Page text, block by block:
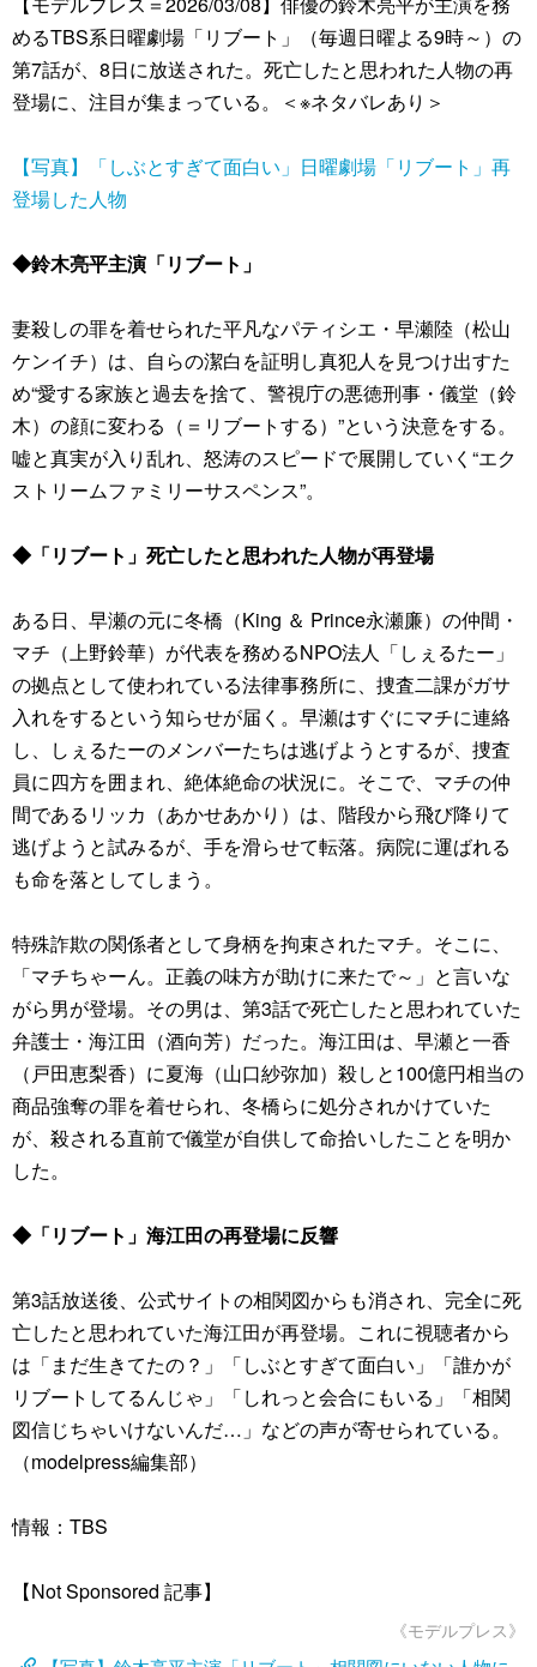
めるTBS系日曜劇場「リブート」（毎週日曜よる9時～）の
第7話が、8日に放送された。死亡したと思われた人物の再
登場に、注目が集まっている。＜※ネタバレあり＞
【写真】「しぶとすぎて面白い」日曜劇場「リブート」再
登場した人物
◆鈴木亮平主演「リブート」
妻殺しの罪を着せられた平凡なパティシエ・早瀬陸（松山
ケンイチ）は、自らの潔白を証明し真犯人を見つけ出すた
め“愛する家族と過去を捨て、警視庁の悪徳刑事・儀堂（鈴
木）の顔に変わる（＝リブートする）”という決意をする。
嘘と真実が入り乱れ、怒涛のスピードで展開していく“エク
ストリームファミリーサスペンス”。
◆「リブート」死亡したと思われた人物が再登場
ある日、早瀬の元に冬橋（King ＆ Prince永瀬廉）の仲間・
マチ（上野鈴華）が代表を務めるNPO法人「しぇるたー」
の拠点として使われている法律事務所に、捜査二課がガサ
入れをするという知らせが届く。早瀬はすぐにマチに連絡
し、しぇるたーのメンバーたちは逃げようとするが、捜査
員に四方を囲まれ、絶体絶命の状況に。そこで、マチの仲
間であるリッカ（あかせあかり）は、階段から飛び降りて
逃げようと試みるが、手を滑らせて転落。病院に運ばれる
も命を落としてしまう。
特殊詐欺の関係者として身柄を拘束されたマチ。そこに、
「マチちゃーん。正義の味方が助けに来たで～」と言いな
がら男が登場。その男は、第3話で死亡したと思われていた
弁護士・海江田（酒向芳）だった。海江田は、早瀬と一香
（戸田恵梨香）に夏海（山口紗弥加）殺しと100億円相当の
商品強奪の罪を着せられ、冬橋らに処分されかけていた
が、殺される直前で儀堂が自供して命拾いしたことを明か
した。
◆「リブート」海江田の再登場に反響
第3話放送後、公式サイトの相関図からも消され、完全に死
亡したと思われていた海江田が再登場。これに視聴者から
は「まだ生きてたの？」「しぶとすぎて面白い」「誰かが
リブートしてるんじゃ」「しれっと会合にもいる」「相関
図信じちゃいけないんだ…」などの声が寄せられている。
（modelpress編集部）
情報：TBS
【Not Sponsored 記事】
《モデルプレス》